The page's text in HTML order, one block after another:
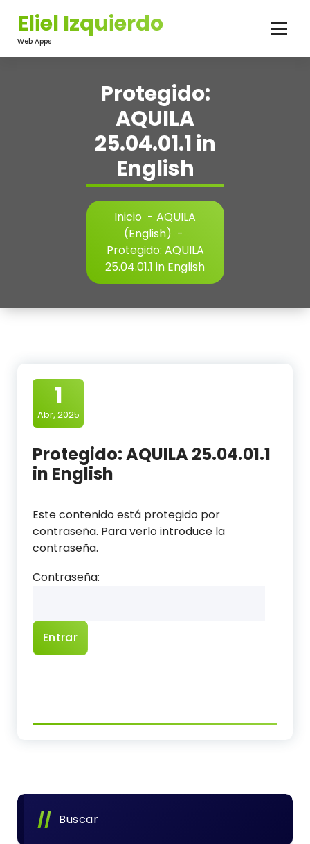
contenido
Eliel Izquierdo
Web Apps
Protegido:
AQUILA
25.04.01.1 in
English
Inicio - AQUILA
(English) -
Protegido: AQUILA
25.04.01.1 in English
1
Abr, 2025
Protegido: AQUILA 25.04.01.1
in English
Este contenido está protegido por
contraseña. Para verlo introduce la
contraseña.
Contraseña:
Buscar